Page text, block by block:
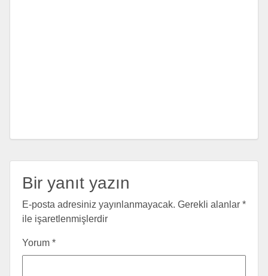
Bir yanıt yazın
E-posta adresiniz yayınlanmayacak. Gerekli alanlar *
ile işaretlenmişlerdir
Yorum *